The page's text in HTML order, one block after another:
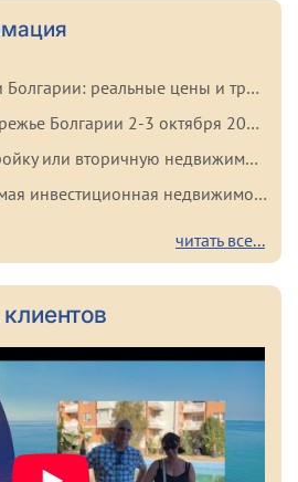
Рынок недвижимости Болгарии: реальные цены и тренды начала 2026 года
Наводнение на побережье Болгарии 2-3 октября 2025: важные факты для покупателей
Что выбрать: новостройку или вторичную недвижимость в Болгарии? Плюсы и минусы каждого варианта
Самая быстроокупаемая инвестиционная недвижимость в Болгарии
читать все...